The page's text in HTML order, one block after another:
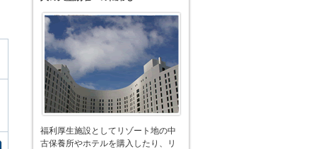
福利厚生施設としてリゾート地の中
古保養所やホテルを購入したり、リ